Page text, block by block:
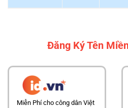
Đăng Ký Tên
Miễn Phí cho công dân Việt